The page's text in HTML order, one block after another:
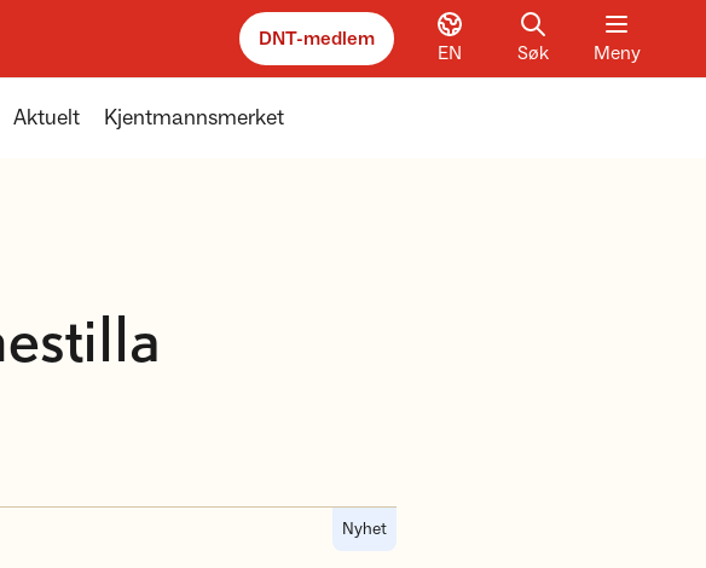
DNT-medlem
EN Søk Meny
Aktuelt Kjentmannsmerket
Nyhet